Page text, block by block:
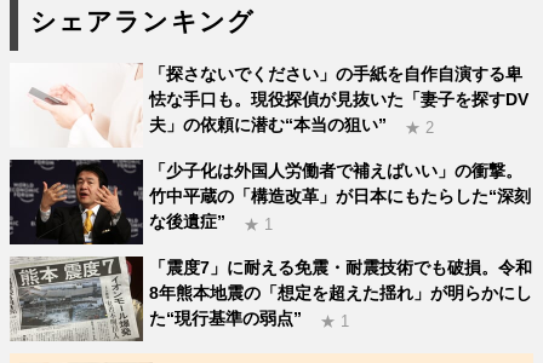
シェアランキング
「探さないでください」の手紙を自作自演する卑
怯な手口も。現役探偵が見抜いた「妻子を探すDV
夫」の依頼に潜む“本当の狙い”
★ 2
「少子化は外国人労働者で補えばいい」の衝撃。
竹中平蔵の「構造改革」が日本にもたらした“深刻
な後遺症”
★ 1
「震度7」に耐える免震・耐震技術でも破損。令和
8年熊本地震の「想定を超えた揺れ」が明らかにし
た“現行基準の弱点”
★ 1